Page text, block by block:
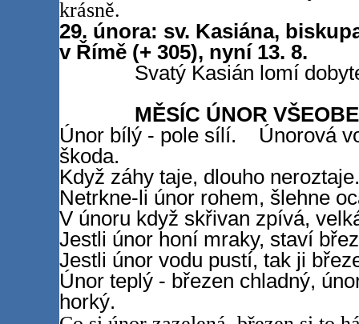
krásně.
29. února: sv. Kasiána,
v Římě (+ 305), nyní 13. 8.
Svatý Kasián lomí
MĚSÍC ÚNOR
Únor bílý - pole sílí.
Únorová
škoda.
Když záhy taje, dlouho neroztaje.
Netrkne-li únor rohem, šlehne
V únoru když skřivan zpívá,
Jestli únor honí mraky, staví
Jestli únor vodu pustí, tak ji
Únor teplý - březen chladný,
horký.